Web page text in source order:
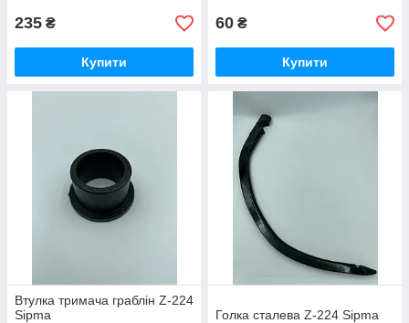
235 ₴
Купити
60 ₴
Купити
Втулка тримача граблін Z-224
Sipma
Голка сталева Z-224 Sipma